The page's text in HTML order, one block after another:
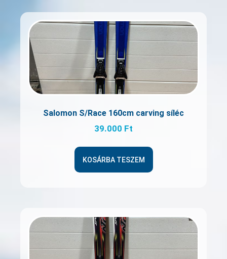
Salomon S/Race 160cm carving síléc
39.000 Ft
KOSÁRBA TESZEM